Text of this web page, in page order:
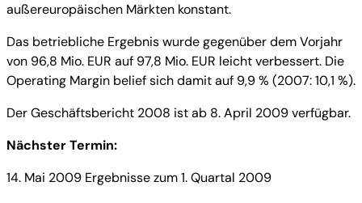
außereuropäischen Märkten konstant.
Das betriebliche Ergebnis wurde gegenüber dem Vorjahr
von 96,8 Mio. EUR auf 97,8 Mio. EUR leicht verbessert. Die
Operating Margin belief sich damit auf 9,9 % (2007: 10,1 %).
Der Geschäftsbericht 2008 ist ab 8. April 2009 verfügbar.
Nächster Termin:
14. Mai 2009 Ergebnisse zum 1. Quartal 2009